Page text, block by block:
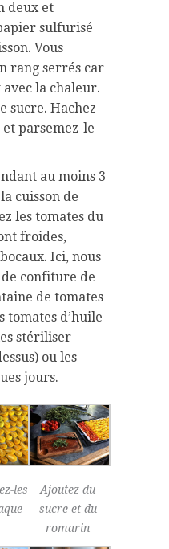
deux et
sulfurisé
Vous
rang serrés car
la chaleur.
sucre. Hachez
parsemez-le
au moins 3
cuisson de
les tomates du
froides,
Ici, nous
confiture de
de tomates
tomates d’huile
stériliser
ou les
jours.
les
Ajoutez du
sucre et du
romarin